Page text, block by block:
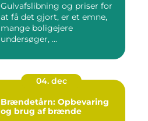
Gulvafslibning og priser for
at få det gjort, er et emne,
mange boligejere
undersøger, ...
04. dec
Brændetårn: Opbevaring
og brug af brænde